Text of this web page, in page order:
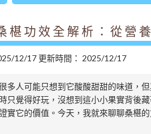
椹功效全解析：從營
12/17 更新時間： 2025/12/17
多人可能只想到它酸酸甜甜的味道，
只覺得好玩，沒想到這小小果實背後
實它的價值。今天，我就來聊聊桑椹